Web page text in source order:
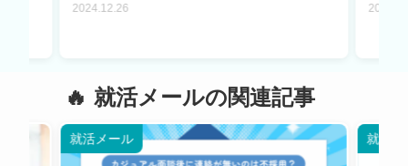
2024.12.26
就活メールの関連記事
就活メール 就活メ